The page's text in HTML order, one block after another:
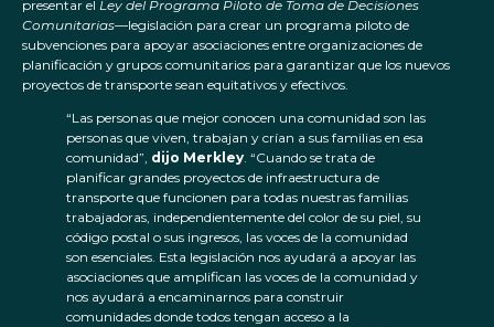
presentar el Ley del Programa Piloto de Toma de Decisiones
Comunitarias—legislación para crear un programa piloto de
subvenciones para apoyar asociaciones entre organizaciones de
planificación y grupos comunitarios para garantizar que los nuevos
proyectos de transporte sean equitativos y efectivos.
“Las personas que mejor conocen una comunidad son las
personas que viven, trabajan y crían a sus familias en esa
comunidad”, dijo Merkley. “Cuando se trata de
planificar grandes proyectos de infraestructura de
transporte que funcionen para todas nuestras familias
trabajadoras, independientemente del color de su piel, su
código postal o sus ingresos, las voces de la comunidad
son esenciales. Esta legislación nos ayudará a apoyar las
asociaciones que amplifican las voces de la comunidad y
nos ayudará a encaminarnos para construir
comunidades donde todos tengan acceso a la